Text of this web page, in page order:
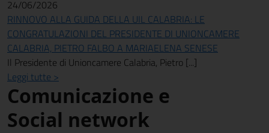
24/06/2026
RINNOVO ALLA GUIDA DELLA UIL CALABRIA: LE
CONGRATULAZIONI DEL PRESIDENTE DI UNIONCAMERE
CALABRIA, PIETRO FALBO A MARIAELENA SENESE
Il Presidente di Unioncamere Calabria, Pietro [...]
Leggi tutte >
Comunicazione e
Social network